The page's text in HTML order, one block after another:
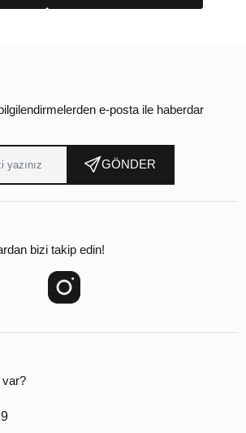
e-posta ile haberdar
GÖNDER
bizi takip edin!
var?